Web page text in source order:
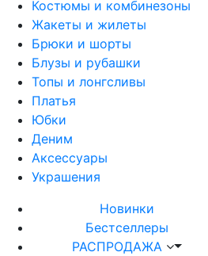
Костюмы и комбинезоны
Жакеты и жилеты
Брюки и шорты
Блузы и рубашки
Топы и лонгсливы
Платья
Юбки
Деним
Аксессуары
Украшения
Новинки
Бестселлеры
РАСПРОДАЖА